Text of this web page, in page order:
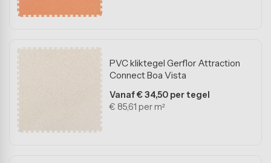
PVC kliktegel Gerflor Attraction
Connect Boa Vista
Vanaf € 34,50 per tegel
€ 85,61 per m²